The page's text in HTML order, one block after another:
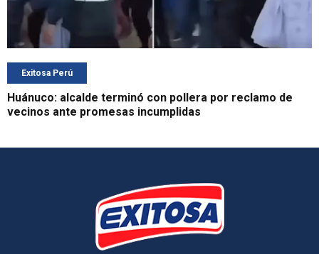
Exitosa Perú
Huánuco: alcalde terminó con pollera por reclamo de
vecinos ante promesas incumplidas